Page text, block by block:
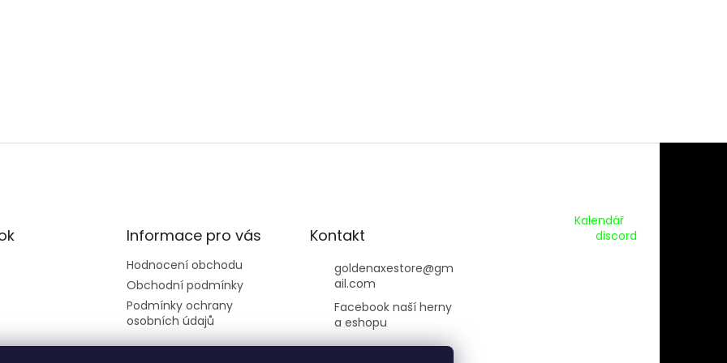
Informace pro vás
Hodnocení obchodu
Obchodní podmínky
Podmínky ochrany
osobních údajů
Kontakt
goldenaxestore@gm
ail.com
Facebook naší herny
a eshopu
Kalendář Akcí:Kalendář
Pripojte se na nášdiscord